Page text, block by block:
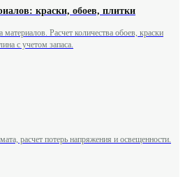
краски, обоев, плитки
Расчет количества обоев, краски
с учетом запаса.
расчет потерь напряжения и освещенности.